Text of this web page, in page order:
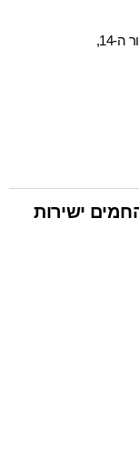
אינטל משיקה את k14900, המעבד השולחני מהדור ה-14,
ישירות